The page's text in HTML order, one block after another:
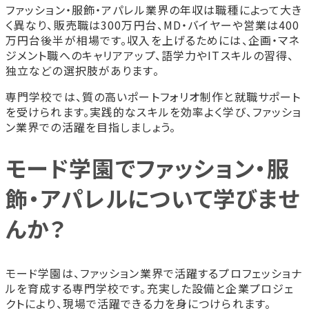
ファッション・服飾・アパレル業界の年収は職種によって大き
く異なり、販売職は300万円台、MD・バイヤーや営業は400
万円台後半が相場です。収入を上げるためには、企画・マネ
ジメント職へのキャリアアップ、語学力やITスキルの習得、
独立などの選択肢があります。
専門学校では、質の高いポートフォリオ制作と就職サポート
を受けられます。実践的なスキルを効率よく学び、ファッショ
ン業界での活躍を目指しましょう。
モード学園でファッション・服
飾・アパレルについて学びませ
んか？
モード学園は、ファッション業界で活躍するプロフェッショナ
ルを育成する専門学校です。充実した設備と企業プロジェ
クトにより、現場で活躍できる力を身につけられます。